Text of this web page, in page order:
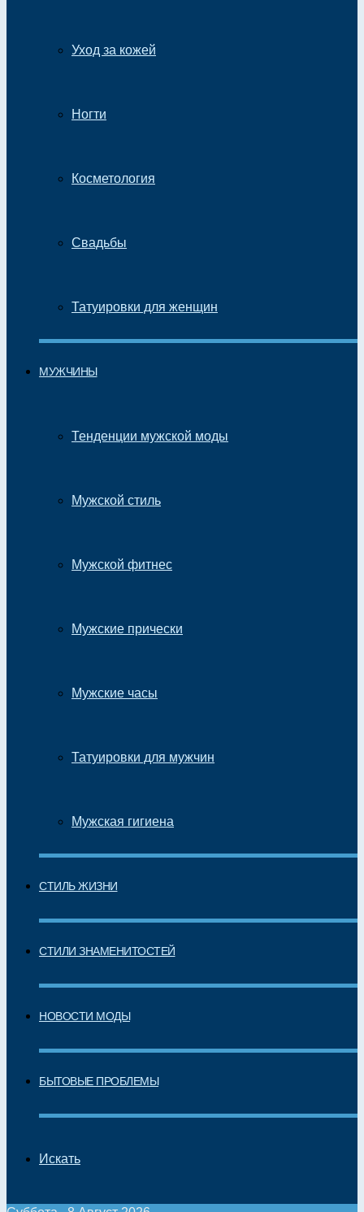
Уход за кожей
Ногти
Косметология
Свадьбы
Татуировки для женщин
МУЖЧИНЫ
Тенденции мужской моды
Мужской стиль
Мужской фитнес
Мужские прически
Мужские часы
Татуировки для мужчин
Мужская гигиена
СТИЛЬ ЖИЗНИ
СТИЛИ ЗНАМЕНИТОСТЕЙ
НОВОСТИ МОДЫ
БЫТОВЫЕ ПРОБЛЕМЫ
Искать